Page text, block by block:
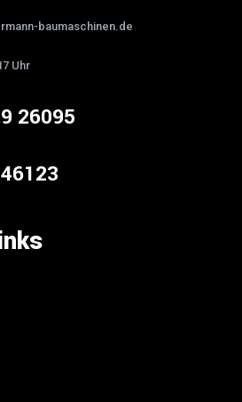
baumaschinen.de
Uhr
26095